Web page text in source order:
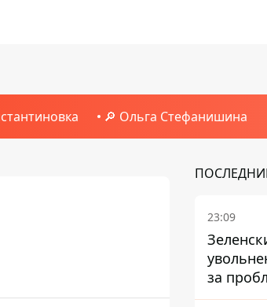
🔎 Ольга Стефанишина
23:09
за